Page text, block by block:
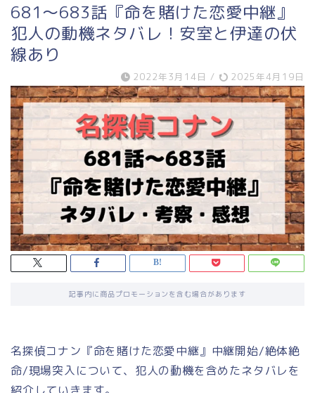
681～683話『命を賭けた恋愛中継』
犯人の動機ネタバレ！安室と伊達の伏
線あり
2022年3月14日 / 2025年4月19日
記事内に商品プロモーションを含む場合があります
名探偵コナン『命を賭けた恋愛中継』中継開始/絶体絶
命/現場突入について、犯人の動機を含めたネタバレを